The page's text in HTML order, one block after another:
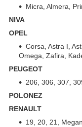
Micra, Almera,
NIVA
OPEL
Corsa, Astra I,
Omega, Zafira,
PEUGEOT
206, 306, 307,
POLONEZ
RENAULT
19, 20, 21,